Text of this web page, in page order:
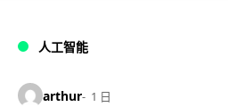
人工智能
arthur 1 日